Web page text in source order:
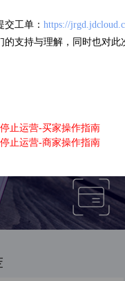
工单： https://
的支持与理解，同时也对
止运营-买家操作指南
止运营-商家操作指南
业执照识别
四要素认证